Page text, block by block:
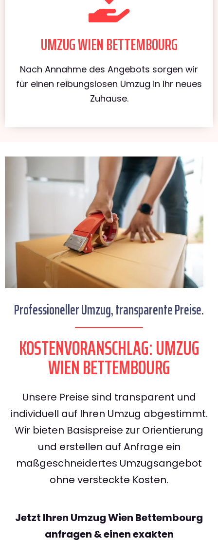
UMZUG WIEN BETTEMBOURG
Nach Annahme des Angebots sorgen wir
für einen reibungslosen Umzug in Ihr neues
Zuhause.
Professioneller Umzug, transparente Preise.
KOSTENVORANSCHLAG: UMZUG
WIEN BETTEMBOURG
Unsere Preise sind transparent und
individuell auf Ihren Umzug abgestimmt.
Wir bieten Basispreise zur Orientierung
und erstellen auf Anfrage ein
maßgeschneidertes Umzugsangebot
ohne versteckte Kosten.
Jetzt Ihren Umzug Wien Bettembourg
anfragen & einen exakten